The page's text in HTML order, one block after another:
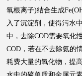
氧根离子)结合生成
入了沉淀剂，使得污水
中，去除COD需要氧化
COD，若在不去除氨的
耗费大量的氧化物，提